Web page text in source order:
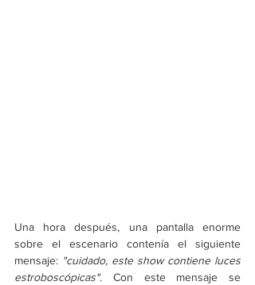
Una hora después, una pantalla enorme
sobre el escenario contenía el siguiente
mensaje: "cuidado, este show contiene luces
estroboscópicas". Con este mensaje se